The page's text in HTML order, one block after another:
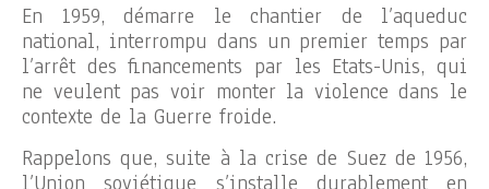
En 1959, démarre le chantier de l’aqueduc
national, interrompu dans un premier temps par
l’arrêt des financements par les Etats-Unis, qui
ne veulent pas voir monter la violence dans le
contexte de la Guerre froide.
Rappelons que, suite à la crise de Suez de 1956,